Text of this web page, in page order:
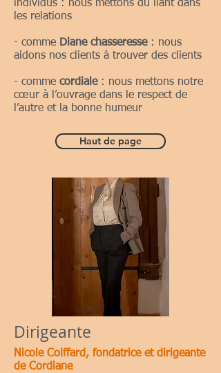
individus : nous mettons du liant dans
les relations
- comme Diane chasseresse : nous
aidons nos clients à trouver des clients
- comme cordiale : nous mettons notre
cœur à l’ouvrage dans le respect de
l’autre et la bonne humeur
Haut de page
Dirigeante
Nicole Coiffard, fondatrice et dirigeante
de Cordiane